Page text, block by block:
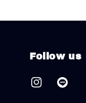
Follow us